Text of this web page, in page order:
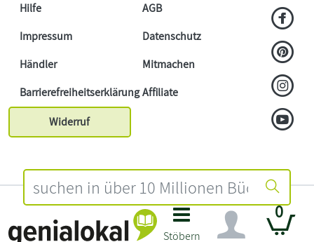
Stöbern
0
Hilfe
AGB
Impressum
Datenschutz
Händler
Mitmachen
BarrierefreiheitserklärungAffiliate
Widerruf